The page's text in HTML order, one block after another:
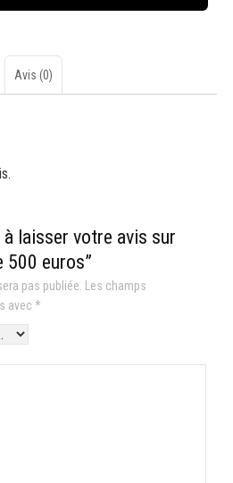
Avis (0)
laisser votre avis sur
500 euros”
pas publiée.
Les champs
avec *